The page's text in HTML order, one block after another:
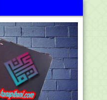
07 Agustus 2026